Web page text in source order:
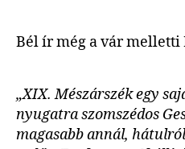
Bél ír még a vár melletti
„XIX. Mészárszék egy
nyugatra szomszédos
magasabb annál,